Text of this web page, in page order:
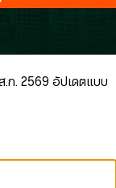
ก. 2569 อัปเดตแบบ